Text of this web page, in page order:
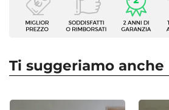
Numero Ripiani Interni
2 ripiani
Colonna sospesa
Larghezza
Ti suggeriamo anche